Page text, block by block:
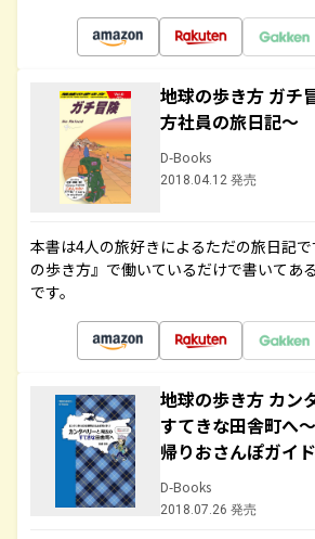
地球の歩き方 ガチ
方社員の旅日記～
D-Books
2018.04.12 発売
本書は4人の旅好きによるただの旅日記
の歩き方』で働いているだけで書いてあ
です。
地球の歩き方 カン
すてきな田舎町へ
帰りおさんぽガイ
D-Books
2018.07.26 発売